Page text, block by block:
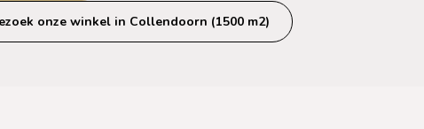
onze winkel in Collendoorn (1500 m2)